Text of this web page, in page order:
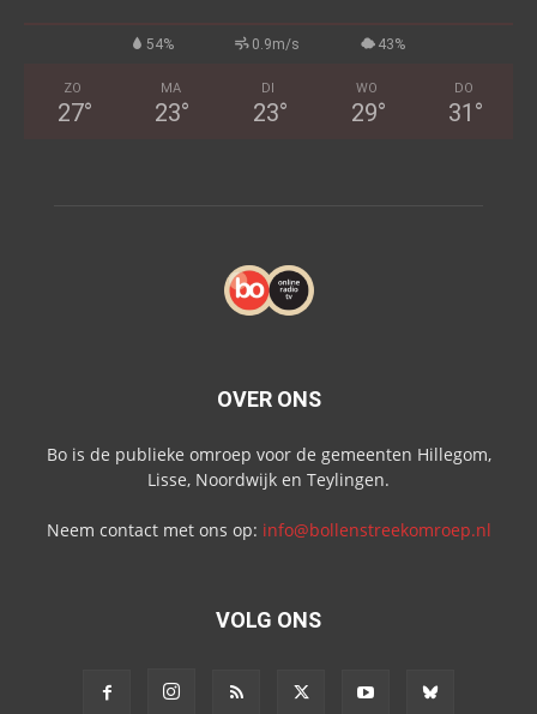
54% 0.9m/s 43%
ZO
27°
MA
23°
DI
23°
WO
29°
DO
31 °
OVER ONS
Bo is de publieke omroep voor de gemeenten Hillegom,
Lisse, Noordwijk en Teylingen.
Neem contact met ons op: info@bollenstreekomroep.nl
VOLG ONS